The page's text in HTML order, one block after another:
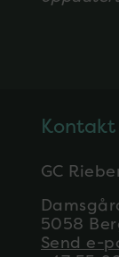
Kontakt
GC
5058
Send e-